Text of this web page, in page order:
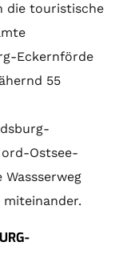
die touristische
Eckernförde
55
Ostsee-